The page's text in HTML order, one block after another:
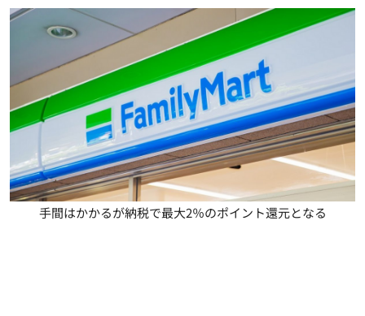
手間はかかるが納税で最大2％のポイント還元となる